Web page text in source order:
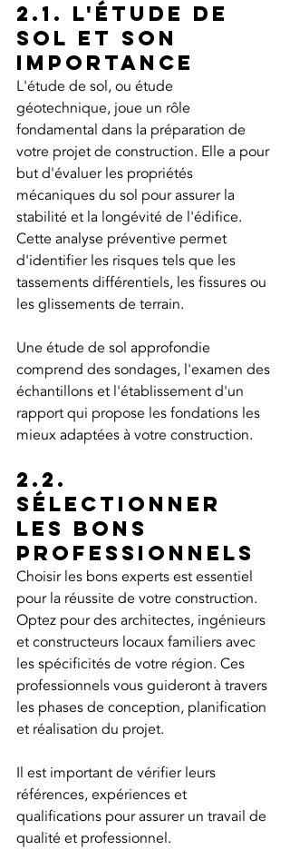
2.1. L'étude de
sol et son
importance
L'étude de sol, ou étude
géotechnique, joue un rôle
fondamental dans la préparation de
votre projet de construction. Elle a pour
but d'évaluer les propriétés
mécaniques du sol pour assurer la
stabilité et la longévité de l'édifice.
Cette analyse préventive permet
d'identifier les risques tels que les
tassements différentiels, les fissures ou
les glissements de terrain.
Une étude de sol approfondie
comprend des sondages, l'examen des
échantillons et l'établissement d'un
rapport qui propose les fondations les
mieux adaptées à votre construction.
2.2.
Sélectionner
les bons
professionnels
Choisir les bons experts est essentiel
pour la réussite de votre construction.
Optez pour des architectes, ingénieurs
et constructeurs locaux familiers avec
les spécificités de votre région. Ces
professionnels vous guideront à travers
les phases de conception, planification
et réalisation du projet.
Il est important de vérifier leurs
références, expériences et
qualifications pour assurer un travail de
qualité et professionnel.